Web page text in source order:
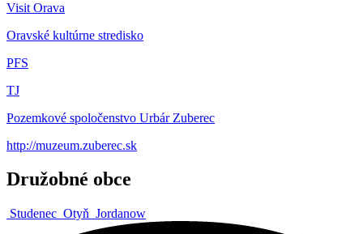
Visit Orava
Oravské kultúrne stredisko
PFS
TJ
Pozemkové spoločenstvo Urbár Zuberec
http://muzeum.zuberec.sk
Družobné obce
Studenec Otyň Jordanow